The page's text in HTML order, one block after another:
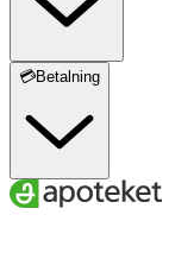
💳Betalning